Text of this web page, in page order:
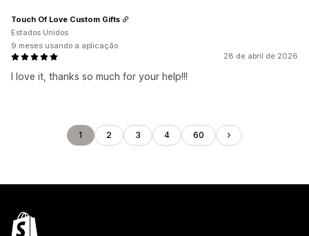
28 de abril de 2026
I love it, thanks so much for your help!!!
Touch Of Love Custom Gifts
Estados Unidos
9 meses usando a aplicação
1 2 3 4 60